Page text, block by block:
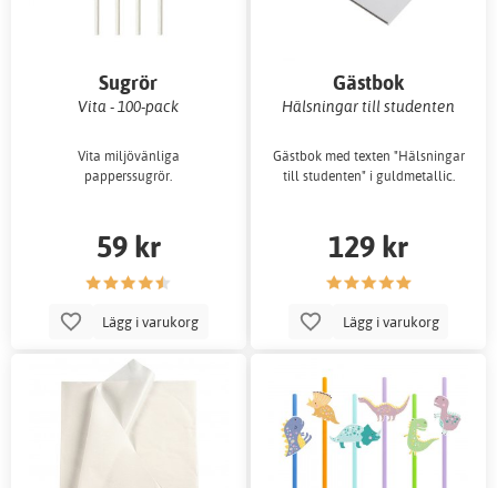
Sugrör
Vita - 100-pack
Vita miljövänliga
papperssugrör.
59 kr
Lägg i varukorg
Gästbok
Hälsningar till studenten
Gästbok med texten "Hälsningar
till studenten" i guldmetallic.
129 kr
Lägg i varukorg